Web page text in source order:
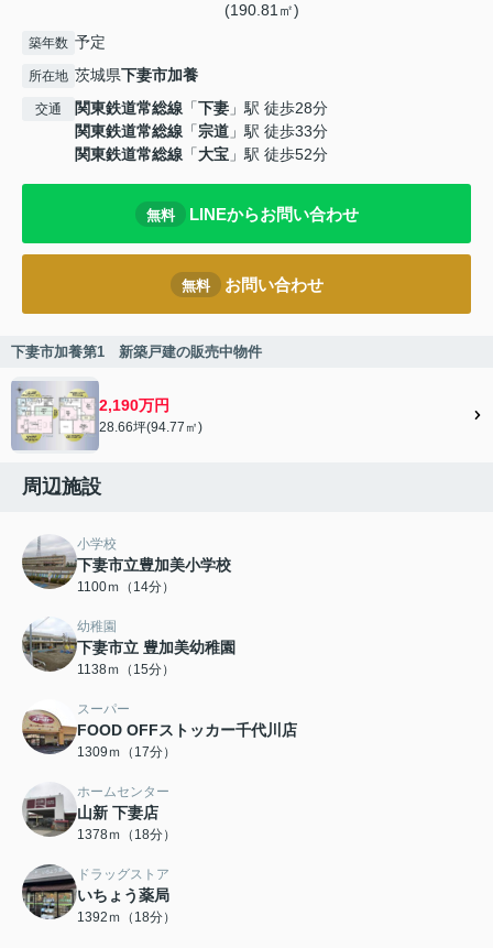
(190.81㎡)
築年数 予定
所在地 茨城県下妻市加養
交通 関東鉄道常総線 「下妻 」駅 徒歩28分
関東鉄道常総線 「宗道 」駅 徒歩33分
関東鉄道常総線 「大宝 」駅 徒歩52分
無料 LINEからお問い合わせ
無料 お問い合わせ
下妻市加養第1 新築戸建の販売中物件
2,190万円
28.66坪(94.77㎡)
周辺施設
小学校
下妻市立豊加美小学校
1100ｍ（14分）
幼稚園
下妻市立 豊加美幼稚園
1138ｍ（15分）
スーパー
FOOD OFFストッカー千代川店
1309ｍ（17分）
ホームセンター
山新 下妻店
1378ｍ（18分）
ドラッグストア
いちょう薬局
1392ｍ（18分）